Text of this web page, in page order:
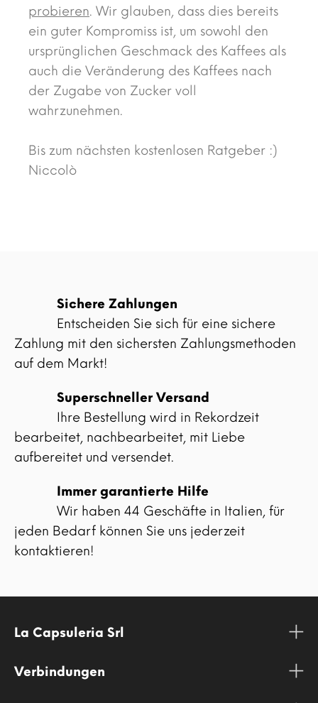
probieren. Wir glauben, dass dies bereits
ein guter Kompromiss ist, um sowohl den
ursprünglichen Geschmack des Kaffees als
auch die Veränderung des Kaffees nach
der Zugabe von Zucker voll
wahrzunehmen.
Bis zum nächsten kostenlosen Ratgeber :)
Niccolò
Sichere Zahlungen
Entscheiden Sie sich für eine sichere
Zahlung mit den sichersten Zahlungsmethoden
auf dem Markt!
Superschneller Versand
Ihre Bestellung wird in Rekordzeit
bearbeitet, nachbearbeitet, mit Liebe
aufbereitet und versendet.
Immer garantierte Hilfe
Wir haben 44 Geschäfte in Italien, für
jeden Bedarf können Sie uns jederzeit
kontaktieren!
La Capsuleria Srl
Verbindungen